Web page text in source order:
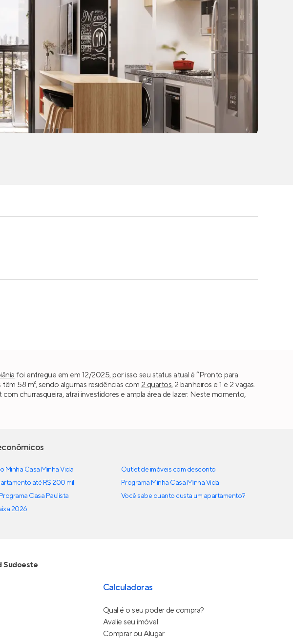
foi entregue em em 12/2025, por isso seu status atual é “Pronto para
58 m², sendo algumas residências com 2 quartos, 2 banheiros e 1 e 2 vagas.
churrasqueira, atrai investidores e ampla área de lazer. Neste momento,
Minha Casa Minha Vida
até R$ 200 mil
Casa Paulista
2026
Outlet de imóveis com desconto
Programa Minha Casa Minha Vida
Você sabe quanto custa um apartamento?
Sudoeste
Calculadoras
Qual é o seu poder de compra?
Avalie seu imóvel
Comprar ou Alugar